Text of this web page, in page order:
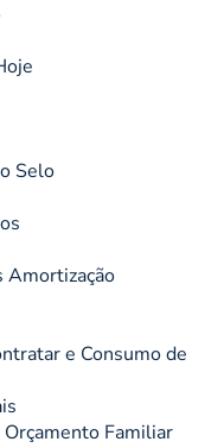
Selo
Amortização
e Consumo de
Familiar